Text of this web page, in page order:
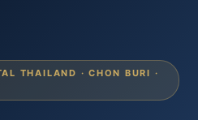
THAILAND · CHON BURI ·